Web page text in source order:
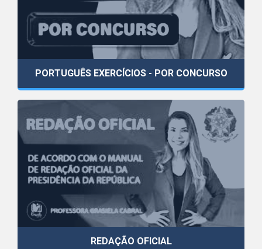
PORTUGUÊS EXERCÍCIOS - POR CONCURSO
REDAÇÃO OFICIAL